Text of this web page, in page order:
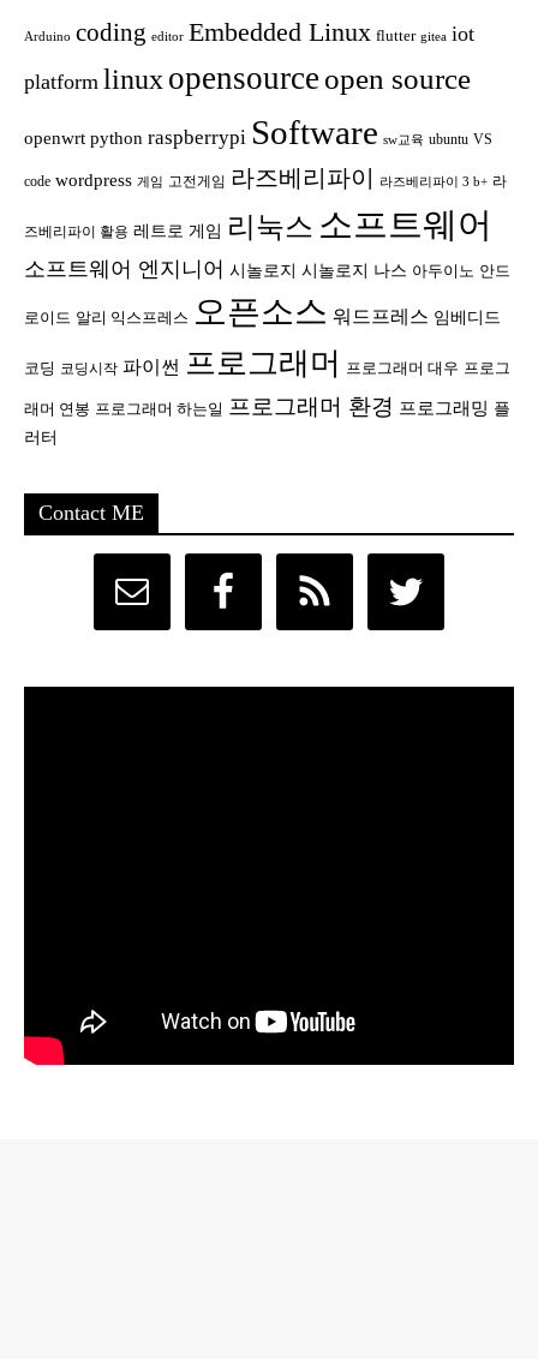
Arduino coding editor Embedded Linux flutter gitea iot
platform linux opensource open source
openwrt python raspberrypi Software sw교육 ubuntu VS
code wordpress 게임 고전게임 라즈베리파이 라즈베리파이 3 b+ 라
즈베리파이 활용 레트로 게임 리눅스 소프트웨어
소프트웨어 엔지니어 시놀로지 시놀로지 나스 아두이노 안드
로이드 알리 익스프레스 오픈소스 워드프레스 임베디드
코딩 코딩시작 파이썬 프로그래머 프로그래머 대우 프로그
래머 연봉 프로그래머 하는일 프로그래머 환경 프로그래밍 플
러터
Contact ME